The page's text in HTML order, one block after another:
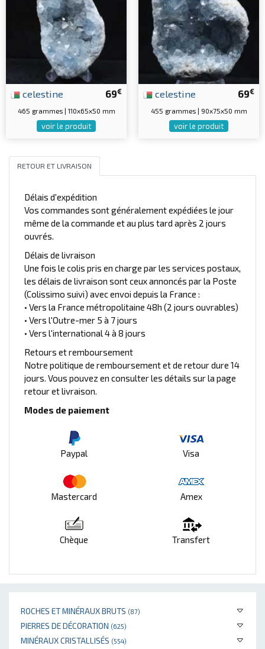
ROCHES ET MINÉRAUX BRUTS (87)
PIERRES DE DÉCORATION (625)
MINÉRAUX CRISTALLISÉS (554)
69€
celestine
465 grammes | 110x65x50 mm
voir le produit
69€
celestine
455 grammes | 90x75x50 mm
voir le produit
RETOUR ET LIVRAISON
Délais d'expédition
Vos commandes sont généralement expédiées le jour
même de la commande et au plus tard après 2 jours
ouvrés.
Délais de livraison
Une fois le colis pris en charge par les services postaux,
les délais de livraison sont ceux annoncés par la Poste
(Colissimo suivi) avec envoi depuis la France :
• Vers la France métropolitaine 48h (2 jours ouvrables)
• Vers l'Outre-mer 5 à 7 jours
• Vers l'international 4 à 8 jours
Retours et remboursement
Notre politique de remboursement et de retour dure 14
jours. Vous pouvez en consulter les détails sur la page
retour et livraison.
Modes de paiement
Paypal Visa
Mastercard Amex
Chèque Transfert